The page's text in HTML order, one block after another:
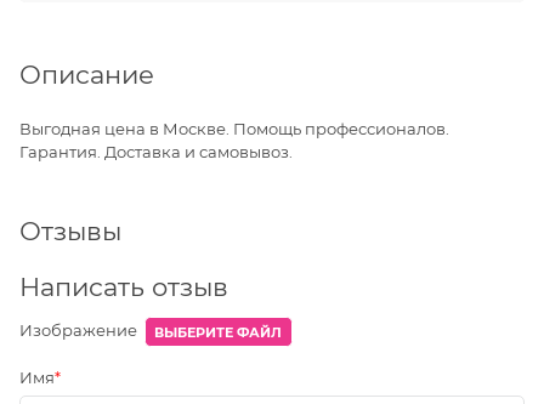
Описание
Выгодная цена в Москве. Помощь профессионалов.
Гарантия. Доставка и самовывоз.
Отзывы
Написать отзыв
Изображение ВЫБЕРИТЕ ФАЙЛ
Имя